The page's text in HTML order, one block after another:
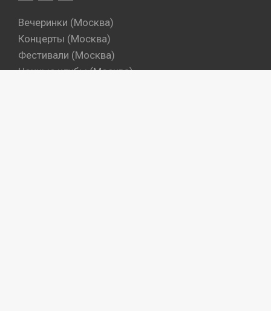
Вечеринки (Москва)
Концерты (Москва)
Фестивали (Москва)
Ночные клубы (Москва)